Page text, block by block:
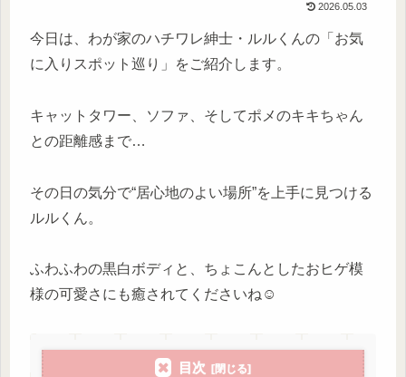
2026.05.03
今日は、わが家のハチワレ紳士・ルルくんの「お気
に入りスポット巡り」をご紹介します。
キャットタワー、ソファ、そしてポメのキキちゃん
との距離感まで…
その日の気分で“居心地のよい場所”を上手に見つける
ルルくん。
ふわふわの黒白ボディと、ちょこんとしたおヒゲ模
様の可愛さにも癒されてくださいね☺️
目次